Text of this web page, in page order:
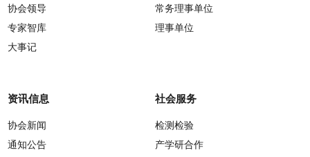
协会领导
专家智库
大事记
常务理事单位
理事单位
资讯信息
协会新闻
通知公告
社会服务
检测检验
产学研合作